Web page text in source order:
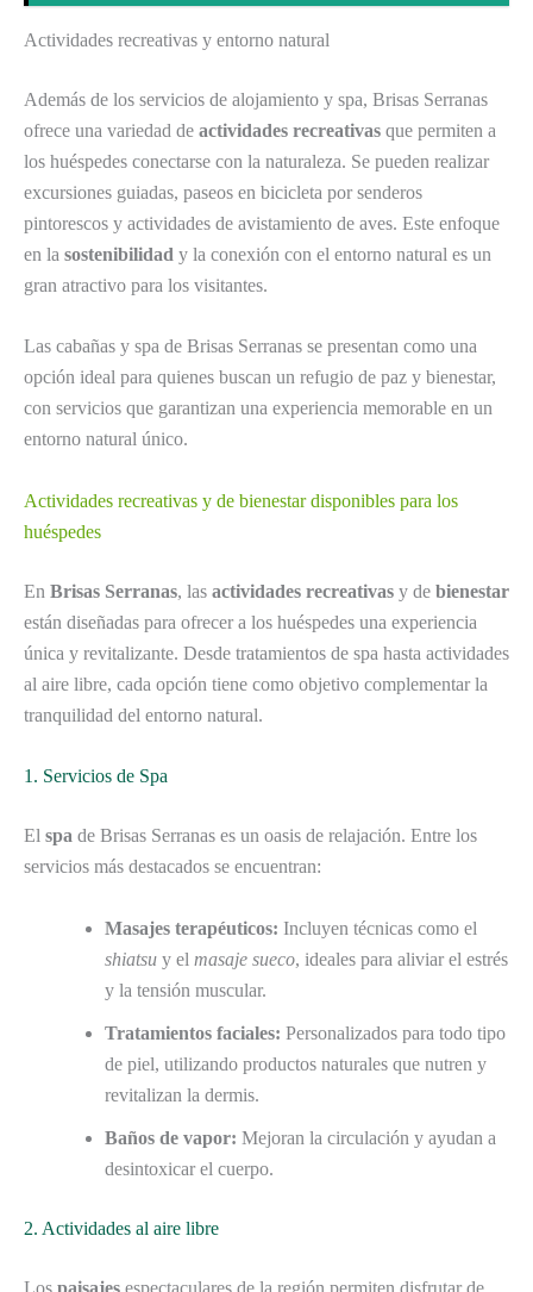
Actividades recreativas y entorno natural
Además de los servicios de alojamiento y spa, Brisas Serranas
ofrece una variedad de actividades recreativas que permiten a
los huéspedes conectarse con la naturaleza. Se pueden realizar
excursiones guiadas, paseos en bicicleta por senderos
pintorescos y actividades de avistamiento de aves. Este enfoque
en la sostenibilidad y la conexión con el entorno natural es un
gran atractivo para los visitantes.
Las cabañas y spa de Brisas Serranas se presentan como una
opción ideal para quienes buscan un refugio de paz y bienestar,
con servicios que garantizan una experiencia memorable en un
entorno natural único.
Actividades recreativas y de bienestar disponibles para los
huéspedes
En Brisas Serranas, las actividades recreativas y de bienestar
están diseñadas para ofrecer a los huéspedes una experiencia
única y revitalizante. Desde tratamientos de spa hasta actividades
al aire libre, cada opción tiene como objetivo complementar la
tranquilidad del entorno natural.
1. Servicios de Spa
El spa de Brisas Serranas es un oasis de relajación. Entre los
servicios más destacados se encuentran:
Masajes terapéuticos: Incluyen técnicas como el
shiatsu y el masaje sueco, ideales para aliviar el estrés
y la tensión muscular.
Tratamientos faciales: Personalizados para todo tipo
de piel, utilizando productos naturales que nutren y
revitalizan la dermis.
Baños de vapor: Mejoran la circulación y ayudan a
desintoxicar el cuerpo.
2. Actividades al aire libre
Los paisajes espectaculares de la región permiten disfrutar de